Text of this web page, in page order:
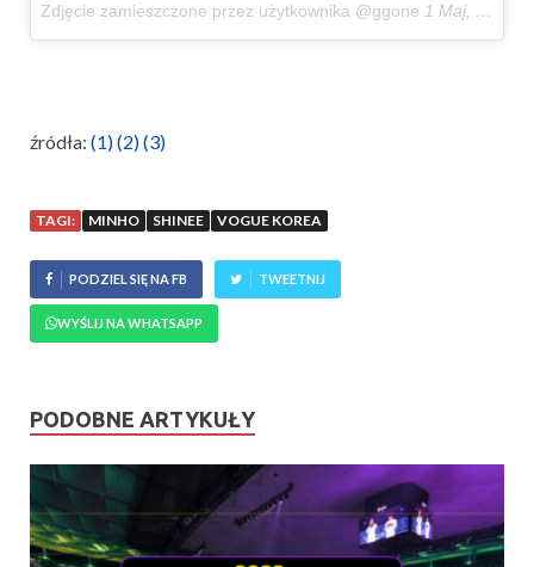
Zdjęcie zamieszczone przez użytkownika @ggone 1 Maj, 2016 o 11:32 PDT
źródła: (1)(2)(3)
TAGI: MINHO SHINEE VOGUE KOREA
PODZIEL SIĘ NA FB TWEETNIJ
WYŚLIJ NA WHATSAPP
PODOBNE ARTYKUŁY